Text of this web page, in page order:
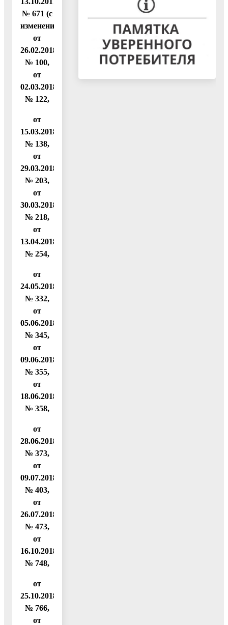
№ 671 (с
изменениями
от
26.02.2018
№ 100,
от
02.03.2018
№ 122,
от
15.03.2018
№ 138,
от
29.03.2018
№ 203,
от
30.03.2018
№ 218,
от
13.04.2018
№ 254,
от
24.05.2018
№ 332,
от
05.06.2018
№ 345,
от
09.06.2018
№ 355,
от
18.06.2018
№ 358,
от
28.06.2018
№ 373,
от
09.07.2018
№ 403,
от
26.07.2018
№ 473,
от
16.10.2018
№ 748,
от
25.10.2018
№ 766,
от